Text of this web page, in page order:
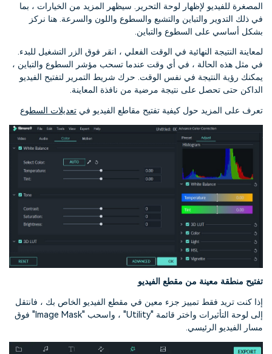
المصغرة للفيديو لإظهار لوحة التحرير. سيظهر المزيد من الخيارات ، بما
في ذلك التدوير والتباين والتشبع والسطوع واللون والسرعة. هنا نركز
بشكل أساسي على السطوع والتباين.
لمعاينة النتيجة النهائية في الوقت الفعلي ، انقر فوق الزر التشغيل للبدء.
في مثل هذه الحالة ، في أي وقت عندما تسحب مؤشر السطوع والتباين ،
يمكنك رؤية النتيجة في نفس الوقت. حرك شريط التمرير لتفتيح الفيديو
الداكن حتى تحصل على نتيجة مرضية من نافذة المعاينة.
تعرف على المزيد حول كيفية تفتيح مقاطع الفيديو في تعديلات السطوع
تفتيح منطقة معينة من مقطع الفيديو
إذا كنت تريد فقط تمييز جزء معين في مقطع الفيديو الخاص بك ، فانتقل
إلى لوحة التأثيرات واختر قائمة "Utility" ، واسحب "Image Mask" فوق
مسار الفيديو الرئيسي.